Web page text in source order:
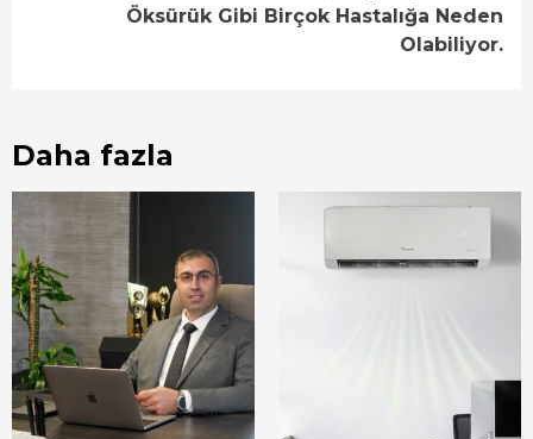
Öksürük Gibi Birçok Hastalığa Neden
Olabiliyor.
Daha fazla